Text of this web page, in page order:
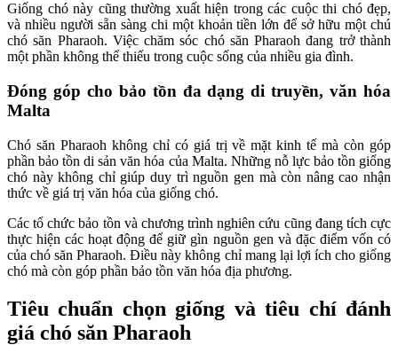
Giống chó này cũng thường xuất hiện trong các cuộc thi chó đẹp,
và nhiều người sẵn sàng chi một khoản tiền lớn để sở hữu một chú
chó săn Pharaoh. Việc chăm sóc chó săn Pharaoh đang trở thành
một phần không thể thiếu trong cuộc sống của nhiều gia đình.
Đóng góp cho bảo tồn đa dạng di truyền, văn hóa
Malta
Chó săn Pharaoh không chỉ có giá trị về mặt kinh tế mà còn góp
phần bảo tồn di sản văn hóa của Malta. Những nỗ lực bảo tồn giống
chó này không chỉ giúp duy trì nguồn gen mà còn nâng cao nhận
thức về giá trị văn hóa của giống chó.
Các tổ chức bảo tồn và chương trình nghiên cứu cũng đang tích cực
thực hiện các hoạt động để giữ gìn nguồn gen và đặc điểm vốn có
của chó săn Pharaoh. Điều này không chỉ mang lại lợi ích cho giống
chó mà còn góp phần bảo tồn văn hóa địa phương.
Tiêu chuẩn chọn giống và tiêu chí đánh
giá chó săn Pharaoh